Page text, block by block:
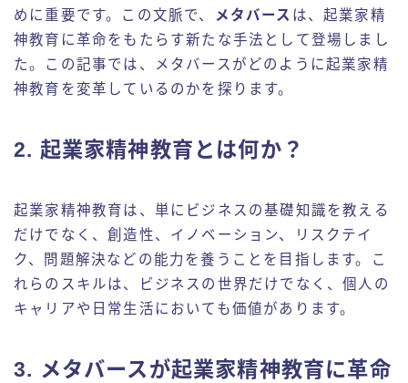
めに重要です。この文脈で、
メタバース は、起業家精
神教育に革命をもたらす新たな手法として登場しまし
た。この記事では、メタバースがどのように起業家精
神教育を変革しているのかを探ります。
2. 起業家精神教育とは何か？
起業家精神教育は、単にビジネスの基礎知識を教える
だけでなく、創造性、イノベーション、リスクテイ
ク、問題解決などの能力を養うことを目指します。こ
れらのスキルは、ビジネスの世界だけでなく、個人の
キャリアや日常生活においても価値があります。
3. メタバースが起業家精神教育に革命